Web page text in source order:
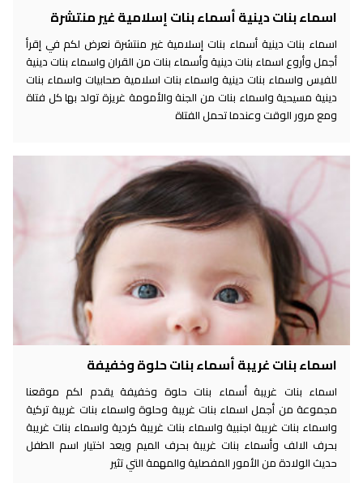
اسماء بنات دينية أسماء بنات إسلامية غير منتشرة
اسماء بنات دينية أسماء بنات إسلامية غير منتشرة نعرض لكم في إقرأ
أجمل وأروع اسماء بنات دينية وأسماء بنات من القران واسماء بنات دينية
للفيس واسماء بنات دينية واسماء بنات اسلامية صحابيات واسماء بنات
دينية مسيحية واسماء بنات من الجنة والأمومة غريزة تولد بها كل فتاة
ومع مرور الوقت وعندما تحمل الفتاة
اسماء بنات غريبة أسماء بنات حلوة وخفيفة
اسماء بنات غريبة أسماء بنات حلوة وخفيفة يقدم لكم موقعنا
مجموعة من أجمل اسماء بنات غريبة وحلوة واسماء بنات غريبة تركية
واسماء بنات غريبة اجنبية واسماء بنات غريبة كردية واسماء بنات غريبة
بحرف الالف وأسماء بنات غريبة بحرف الميم ويعد اختيار اسم الطفل
حديث الولادة من الأمور المفصلية والمهمة التي تثير